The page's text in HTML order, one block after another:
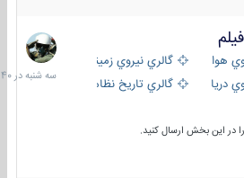
هوايي
گالري نيروي زميني
گالري تاریخ نظامی
این بخش ارسال کنید.
سه
شنبه
در